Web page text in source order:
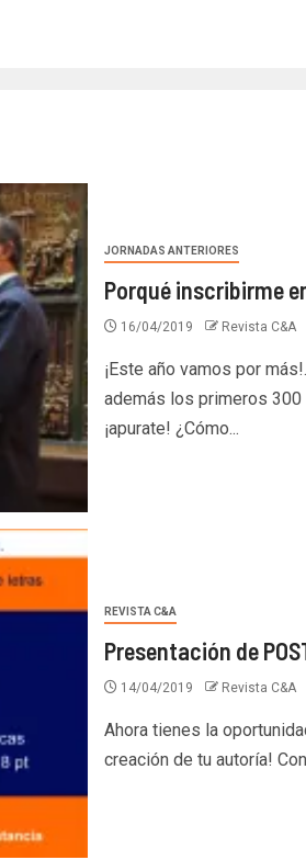
JORNADAS ANTERIORES
Porqué inscribirme
16/04/2019 Revista C&A
¡Este año vamos por
además los primeros
¡apurate! ¿Cómo...
REVISTA C&A
Presentación de
14/04/2019 Revista C&A
Ahora tienes la
creación de tu autoría!